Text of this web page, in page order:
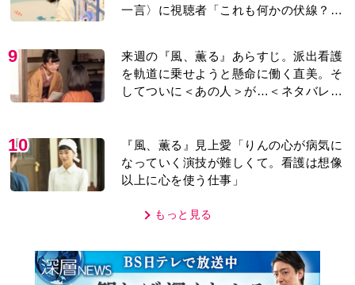
一言〉に視聴者「これも何かの伏線？」
9
来週の『風、薫る』あらすじ。派出看護
を軌道に乗せようと懸命に働く直美。そ
してついに＜あの人＞が…＜ネタバレあ
10
『風、薫る』見上愛「りんの心が病気に
なっていく演技が難しくて。看護は想像
以上に心を使う仕事」
もっと見る